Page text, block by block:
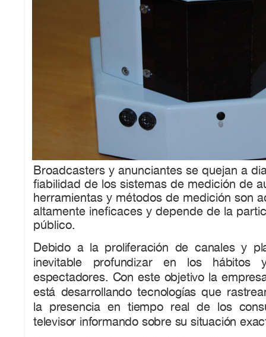
Broadcasters y anunciantes se quejan a
fiabilidad de los sistemas de medición de
herramientas y métodos de medición son
altamente ineficaces y depende de la
público.
Debido a la proliferación de canales y
inevitable profundizar en los
espectadores. Con este objetivo la
está desarrollando tecnologías que
la presencia en tiempo real de los
televisor informando sobre su situación